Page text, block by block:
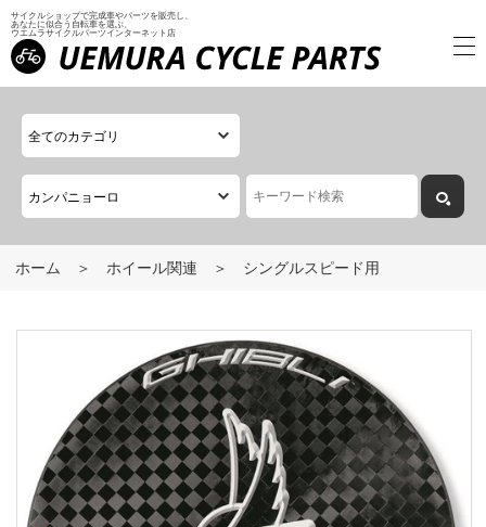
サイクルショップで完成車やパーツを販売し、
あなたに似合う自転車を選ぶ、
ウエムラサイクルパーツインターネット店
ホーム ホイール関連 シングルスピード用